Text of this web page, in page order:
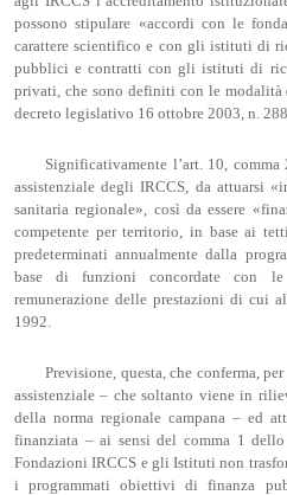
possono stipulare «accordi con le
carattere scientifico e con gli istituti di
pubblici e contratti con gli istituti di
privati, che sono definiti con le
decreto legislativo 16 ottobre 2003, n.
Significativamente l’art. 10,
assistenziale degli IRCCS, da attuarsi
sanitaria regionale», così da essere
competente per territorio, in base ai
predeterminati annualmente dalla
base di funzioni concordate con
remunerazione delle prestazioni di cui
1992.
Previsione, questa, che conferma,
assistenziale – che soltanto viene in
della norma regionale campana – ed
finanziata – ai sensi del comma 1
Fondazioni IRCCS e gli Istituti non
i programmati obiettivi di finanza